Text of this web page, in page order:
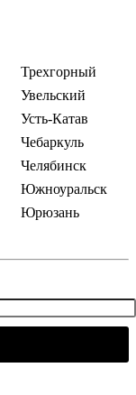
Трехгорный
Увельский
Усть-Катав
Чебаркуль
Челябинск
Южноуральск
Юрюзань